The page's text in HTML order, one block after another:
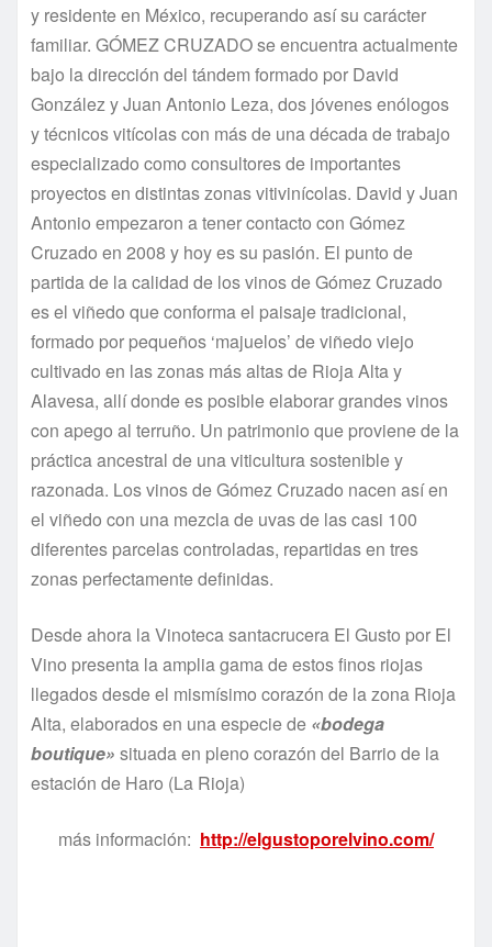
y residente en México, recuperando así su carácter
familiar. GÓMEZ CRUZADO se encuentra actualmente
bajo la dirección del tándem formado por David
González y Juan Antonio Leza, dos jóvenes enólogos
y técnicos vitícolas con más de una década de trabajo
especializado como consultores de importantes
proyectos en distintas zonas vitivinícolas. David y Juan
Antonio empezaron a tener contacto con Gómez
Cruzado en 2008 y hoy es su pasión. El punto de
partida de la calidad de los vinos de Gómez Cruzado
es el viñedo que conforma el paisaje tradicional,
formado por pequeños ‘majuelos’ de viñedo viejo
cultivado en las zonas más altas de Rioja Alta y
Alavesa, allí donde es posible elaborar grandes vinos
con apego al terruño. Un patrimonio que proviene de la
práctica ancestral de una viticultura sostenible y
razonada. Los vinos de Gómez Cruzado nacen así en
el viñedo con una mezcla de uvas de las casi 100
diferentes parcelas controladas, repartidas en tres
zonas perfectamente definidas.
Desde ahora la Vinoteca santacrucera El Gusto por El
Vino presenta la amplia gama de estos finos riojas
llegados desde el mismísimo corazón de la zona Rioja
Alta, elaborados en una especie de «bodega
boutique» situada en pleno corazón del Barrio de la
estación de Haro (La Rioja)
más información: http://elgustoporelvino.com/